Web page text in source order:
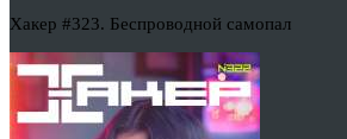
Хакер #323. Беспроводной самопал